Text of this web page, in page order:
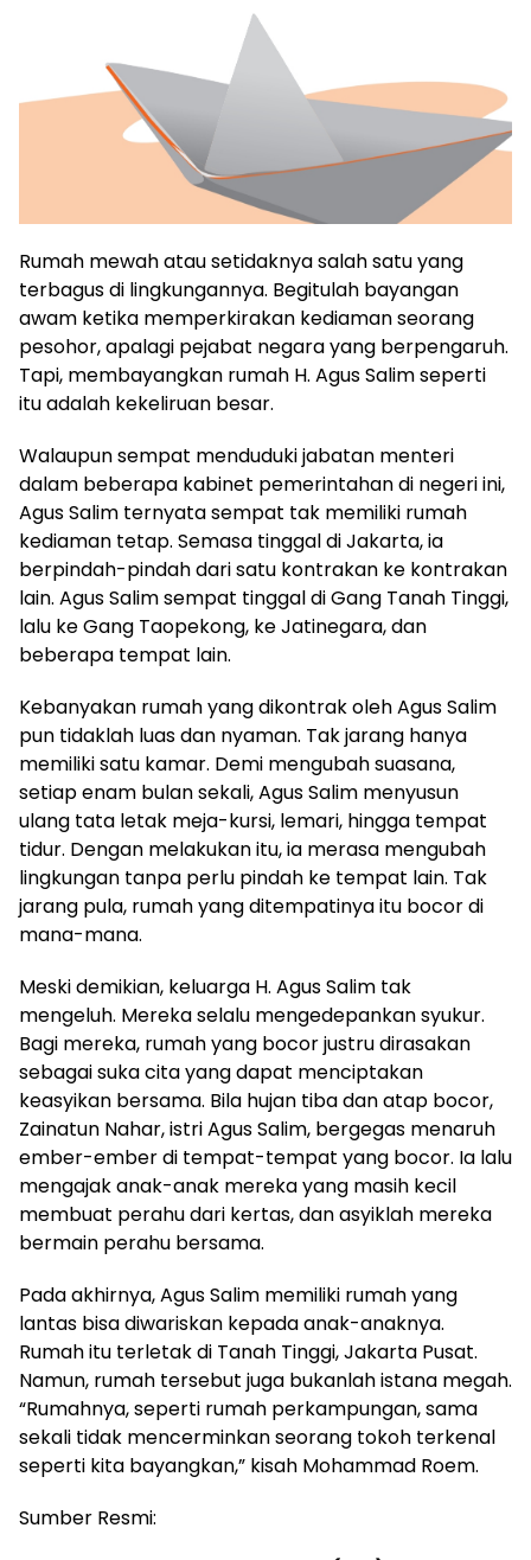
Rumah mewah atau setidaknya salah satu yang
terbagus di lingkungannya. Begitulah bayangan
awam ketika memperkirakan kediaman seorang
pesohor, apalagi pejabat negara yang berpengaruh.
Tapi, membayangkan rumah H. Agus Salim seperti
itu adalah kekeliruan besar.
Walaupun sempat menduduki jabatan menteri
dalam beberapa kabinet pemerintahan di negeri ini,
Agus Salim ternyata sempat tak memiliki rumah
kediaman tetap. Semasa tinggal di Jakarta, ia
berpindah-pindah dari satu kontrakan ke kontrakan
lain. Agus Salim sempat tinggal di Gang Tanah Tinggi,
lalu ke Gang Taopekong, ke Jatinegara, dan
beberapa tempat lain.
Kebanyakan rumah yang dikontrak oleh Agus Salim
pun tidaklah luas dan nyaman. Tak jarang hanya
memiliki satu kamar. Demi mengubah suasana,
setiap enam bulan sekali, Agus Salim menyusun
ulang tata letak meja-kursi, lemari, hingga tempat
tidur. Dengan melakukan itu, ia merasa mengubah
lingkungan tanpa perlu pindah ke tempat lain. Tak
jarang pula, rumah yang ditempatinya itu bocor di
mana-mana.
Meski demikian, keluarga H. Agus Salim tak
mengeluh. Mereka selalu mengedepankan syukur.
Bagi mereka, rumah yang bocor justru dirasakan
sebagai suka cita yang dapat menciptakan
keasyikan bersama. Bila hujan tiba dan atap bocor,
Zainatun Nahar, istri Agus Salim, bergegas menaruh
ember-ember di tempat-tempat yang bocor. Ia lalu
mengajak anak-anak mereka yang masih kecil
membuat perahu dari kertas, dan asyiklah mereka
bermain perahu bersama.
Pada akhirnya, Agus Salim memiliki rumah yang
lantas bisa diwariskan kepada anak-anaknya.
Rumah itu terletak di Tanah Tinggi, Jakarta Pusat.
Namun, rumah tersebut juga bukanlah istana megah.
“Rumahnya, seperti rumah perkampungan, sama
sekali tidak mencerminkan seorang tokoh terkenal
seperti kita bayangkan,” kisah Mohammad Roem.
Sumber Resmi: